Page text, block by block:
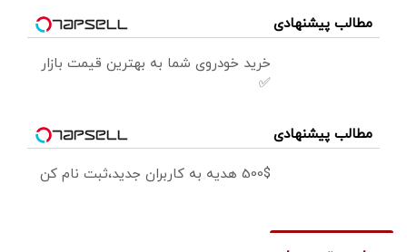
مطالب پیشنهادی
خرید خودروی شما به بهترین قیمت بازار
✅
مطالب پیشنهادی
500$ هدیه به کاربران جدید،ثبت نام کن